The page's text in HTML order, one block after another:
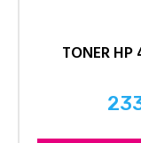
TONER